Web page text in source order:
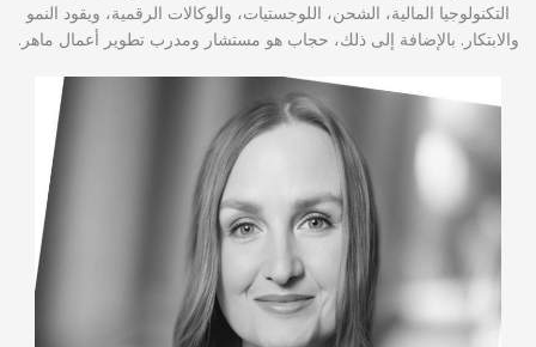
التكنولوجيا المالية، الشحن، اللوجستيات، والوكالات الرقمية، ويقود النمو
والابتكار. بالإضافة إلى ذلك، حجاب هو مستشار ومدرب تطوير أعمال ماهر.